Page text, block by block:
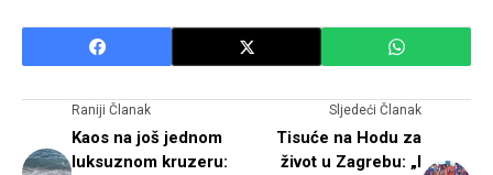
Raniji Članak
Kaos na još jednom
luksuznom kruzeru:
Sljedeći Članak
Tisuće na Hodu za
život u Zagrebu: „I